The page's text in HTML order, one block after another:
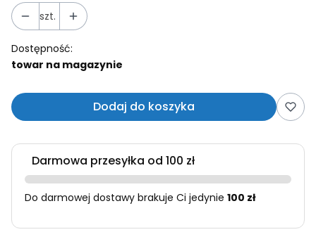
szt.
Dostępność:
towar na magazynie
Dodaj do koszyka
Darmowa przesyłka od 100 zł
Do darmowej dostawy brakuje Ci jedynie 100 zł